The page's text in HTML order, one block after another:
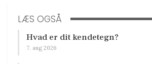
LÆS OGSÅ
Hvad er dit kendetegn?
7. aug 2026